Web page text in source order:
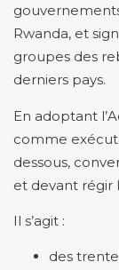
Rwanda, et
groupes des
derniers pays.
En adoptant
comme
dessous,
et devant régir
Il s’agit :
des